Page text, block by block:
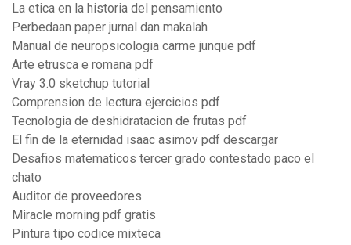
La etica en la historia del pensamiento
Perbedaan paper jurnal dan makalah
Manual de neuropsicologia carme junque pdf
Arte etrusca e romana pdf
Vray 3.0 sketchup tutorial
Comprension de lectura ejercicios pdf
Tecnologia de deshidratacion de frutas pdf
El fin de la eternidad isaac asimov pdf descargar
Desafios matematicos tercer grado contestado paco el
chato
Auditor de proveedores
Miracle morning pdf gratis
Pintura tipo codice mixteca